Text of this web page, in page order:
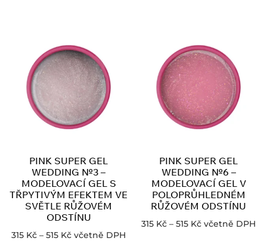
PINK SUPER GEL
WEDDING №3 –
MODELOVACÍ GEL S
TŘPYTIVÝM EFEKTEM VE
SVĚTLE RŮŽOVÉM
ODSTÍNU
315 Kč – 515 Kč včetně DPH
PINK SUPER GEL
WEDDING №6 –
MODELOVACÍ GEL V
POLOPRŮHLEDNÉM
RŮŽOVÉM ODSTÍNU
315 Kč – 515 Kč včetně DPH